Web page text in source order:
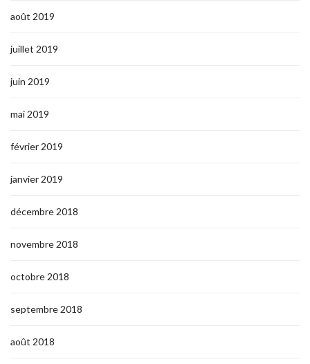
août 2019
juillet 2019
juin 2019
mai 2019
février 2019
janvier 2019
décembre 2018
novembre 2018
octobre 2018
septembre 2018
août 2018